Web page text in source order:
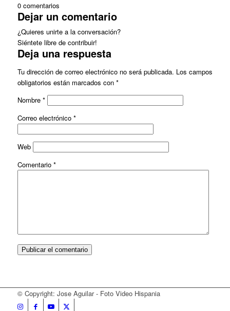
0 comentarios
Dejar un comentario
¿Quieres unirte a la conversación?
Siéntete libre de contribuir!
Deja una respuesta
Tu dirección de correo electrónico no será publicada. Los campos
obligatorios están marcados con *
Nombre *
Correo electrónico *
Web
Comentario *
© Copyright: Jose Aguilar - Foto Video Hispania